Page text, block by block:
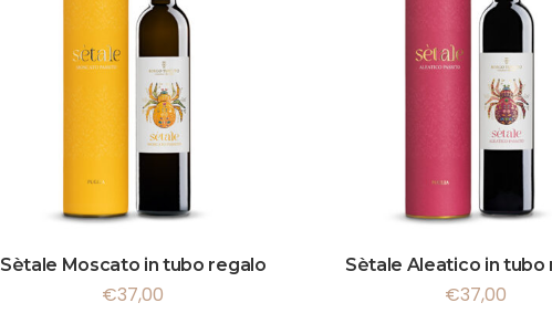
Sètale Moscato in tubo regalo
€37,00
Sètale Aleatico in tubo
€37,00